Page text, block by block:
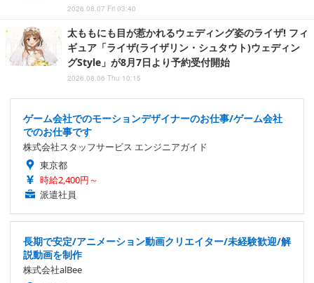
2026.08.07 Fri 03:40
太ももにも目が惹かれるウェディング姿のライザ! フィ
ギュア「ライザ(ライザリン・シュタウト)ウェディン
グStyle」が8月7日より予約受付開始
2026.08.06 Thu 10:15
ゲーム会社でのモーションデザイナーのお仕事/ゲーム会社
でのお仕事です
株式会社スタッフサービス エンジニアガイド
東京都
時給2,400円～
派遣社員
長期で安定/アニメーション動画クリエイター/未経験歓迎/解
説動画を制作
株式会社alBee